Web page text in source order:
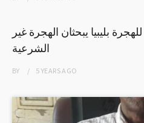
بليبيا يبحثان الهجرة غير
الشرعية
BY 5 YEARSAGO